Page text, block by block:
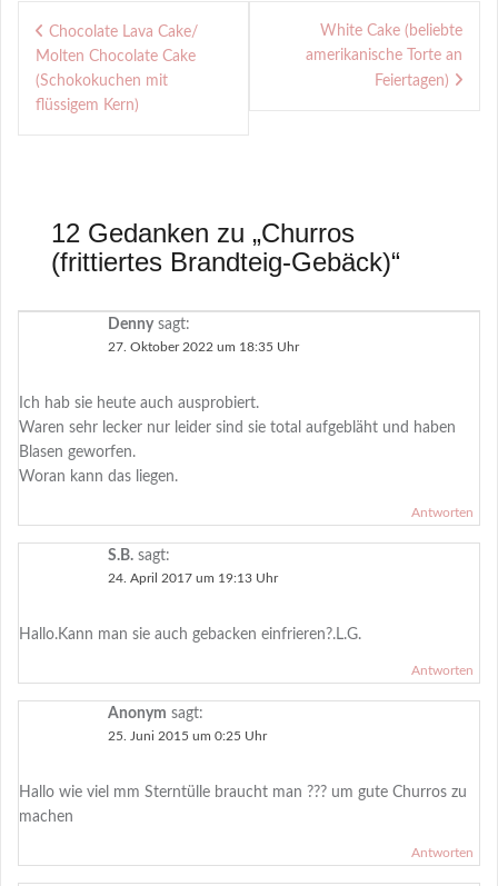
Beitragsnavigation
Chocolate Lava Cake/
Molten Chocolate Cake
(Schokokuchen mit
flüssigem Kern)
White Cake (beliebte
amerikanische Torte an
Feiertagen)
12 Gedanken zu „Churros
(frittiertes Brandteig-Gebäck)“
Denny sagt:
27. Oktober 2022 um 18:35 Uhr
Ich hab sie heute auch ausprobiert.
Waren sehr lecker nur leider sind sie total aufgebläht und haben
Blasen geworfen.
Woran kann das liegen.
Antworten
S.B. sagt:
24. April 2017 um 19:13 Uhr
Hallo.Kann man sie auch gebacken einfrieren?.L.G.
Antworten
Anonym sagt:
25. Juni 2015 um 0:25 Uhr
Hallo wie viel mm Sterntülle braucht man ??? um gute Churros zu
machen
Antworten